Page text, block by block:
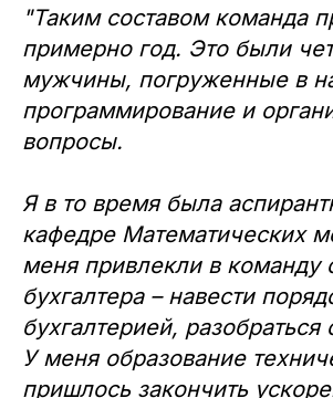
"Таким составом команда
примерно год. Это были
мужчины, погруженные в
программирование и
вопросы.
Я в то время была
кафедре Математических
меня привлекли в команду
бухгалтера – навести
бухгалтерией, разобраться
У меня образование
пришлось закончить